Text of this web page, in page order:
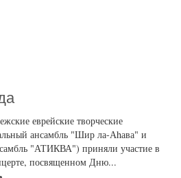
еврейские творческие
ансамбль "Шир ла-Аhава" и
"АТИКВА") приняли участие в
посвященном Дню...